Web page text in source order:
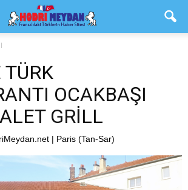
TÜRK
OCAKBAŞI
GRİLL
| Paris (Tan-Sar)